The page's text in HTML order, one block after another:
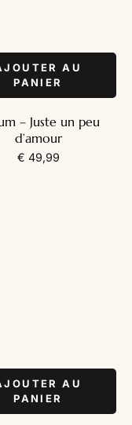
AU
PANIER
– Juste un peu
d’amour
€ 49,99
AU
PANIER